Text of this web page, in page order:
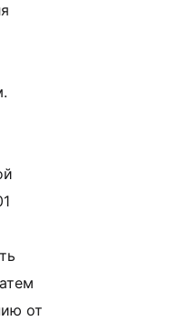
от